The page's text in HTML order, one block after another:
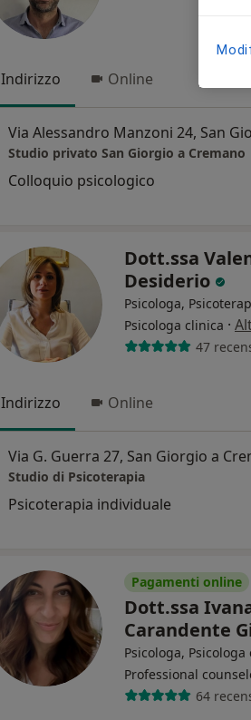
Indirizzo Online
Studio privato San Giorgio a Cremano
Colloquio psicologico
Dott.ssa
Desiderio
Psicologa,
Psicologa clinica ·
47
Indirizzo Online
Studio di Psicoterapia
Psicoterapia individuale
Pagamenti online
Dott.ssa
Carandente
Psicologa, Psicologa
Professional
64